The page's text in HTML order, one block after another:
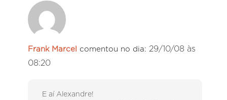
Frank Marcel comentou no dia: 29/10/08 às
08:20
E aí Alexandre!